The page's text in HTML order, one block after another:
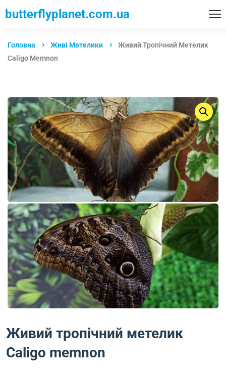
butterflyplanet.com.ua
Головна Живі Метелики
Живий Тропічний Метелик
Caligo Memnon
Живий тропічний метелик
Caligo memnon